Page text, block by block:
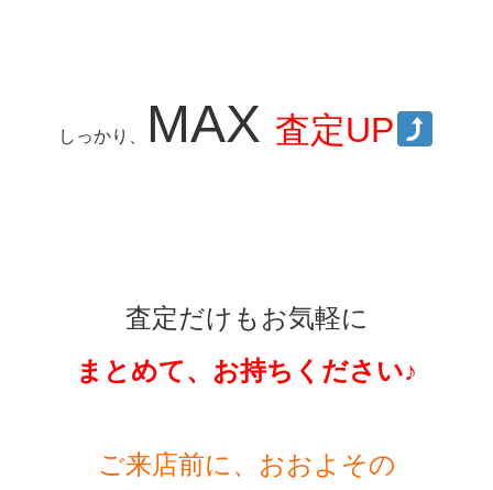
しっかり、 MAX 査定UP
査定だけもお気軽に
まとめて、お持ちください♪
ご来店前に、おおよその